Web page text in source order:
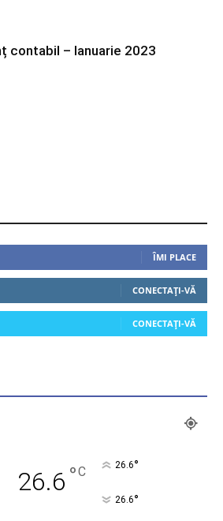
contabil – Ianuarie 2023
ÎMI PLACE
CONECTAȚI-VĂ
CONECTAȚI-VĂ
26.6 °C 26.6°
26.6°